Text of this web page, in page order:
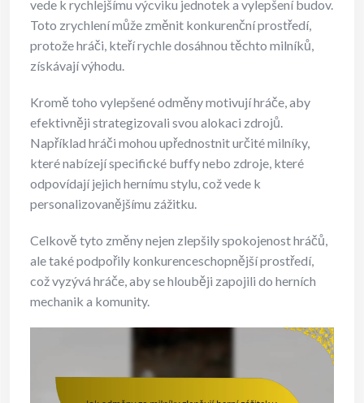
vede k rychlejšímu výcviku jednotek a vylepšení budov.
Toto zrychlení může změnit konkurenční prostředí,
protože hráči, kteří rychle dosáhnou těchto milníků,
získávají výhodu.
Kromě toho vylepšené odměny motivují hráče, aby
efektivněji strategizovali svou alokaci zdrojů.
Například hráči mohou upřednostnit určité milníky,
které nabízejí specifické buffy nebo zdroje, které
odpovídají jejich hernímu stylu, což vede k
personalizovanějšímu zážitku.
Celkově tyto změny nejen zlepšily spokojenost hráčů,
ale také podpořily konkurenceschopnější prostředí,
což vyzývá hráče, aby se hlouběji zapojili do herních
mechanik a komunity.